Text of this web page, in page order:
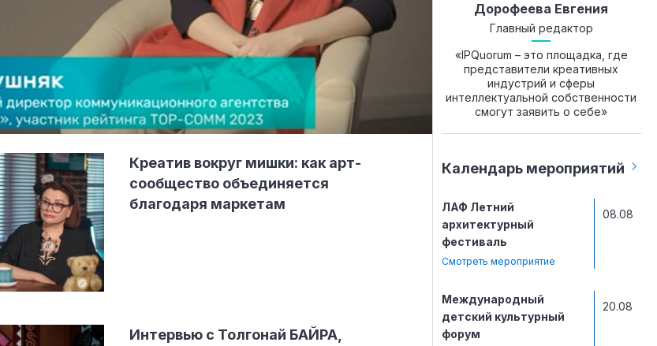
Креатив вокруг мишки: как арт-
сообщество объединяется
благодаря маркетам
Интервью с Толгонай БАЙРА,
Дорофеева Евгения
Главный редактор
«IPQuorum – это площадка, где
представители креативных
индустрий и сферы
интеллектуальной собственности
смогут заявить о себе»
Календарь мероприятий
ЛАФ Летний
архитектурный
фестиваль
Смотреть мероприятие
08.08
Международный
детский культурный
форум
20.08